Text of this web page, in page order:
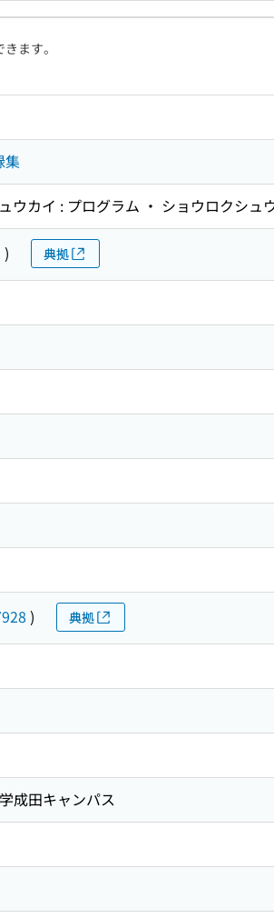
ます。
集
ウカイ : プログラム ・ ショウロクシュ
) 典拠
) 典拠
成田キャンパス